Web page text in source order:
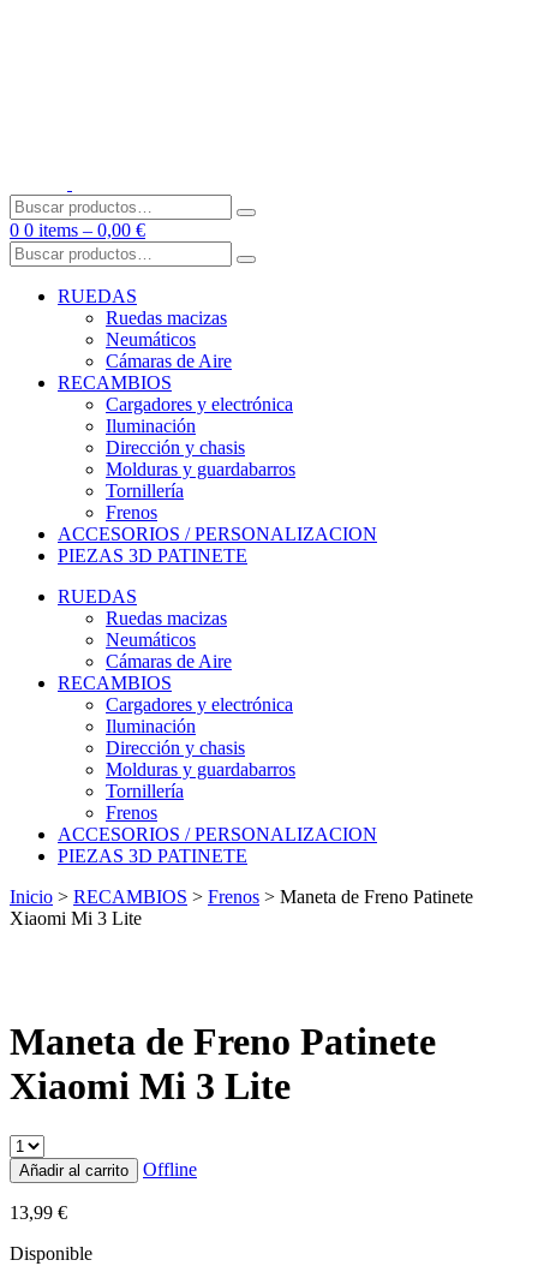
Buscar
por:
0 0 items – 0,00 €
Buscar
por:
RUEDAS
Ruedas macizas
Neumáticos
Cámaras de Aire
RECAMBIOS
Cargadores y electrónica
Iluminación
Dirección y chasis
Molduras y guardabarros
Tornillería
Frenos
ACCESORIOS / PERSONALIZACION
PIEZAS 3D PATINETE
RUEDAS
Ruedas macizas
Neumáticos
Cámaras de Aire
RECAMBIOS
Cargadores y electrónica
Iluminación
Dirección y chasis
Molduras y guardabarros
Tornillería
Frenos
ACCESORIOS / PERSONALIZACION
PIEZAS 3D PATINETE
Inicio > RECAMBIOS > Frenos > Maneta de Freno Patinete
Xiaomi Mi 3 Lite
Maneta de Freno Patinete
Xiaomi Mi 3 Lite
Añadir al carrito Offline
13,99 €
Disponible